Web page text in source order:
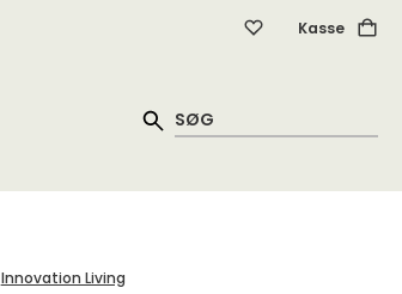
Kasse
Innovation Living